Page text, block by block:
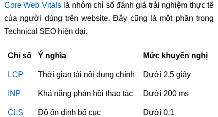
Core Web Vitalslà nhóm chỉ số đánh giá trải nghiệm thực tế
của người dùng trên website. Đây cũng là một phần trong
Technical SEO hiện đại.
Chỉ số Ý nghĩa Mức khuyến nghị
LCP Thời gian tải nội dung chính Dưới 2,5 giây
INP Khả năng phản hồi thao tác Dưới 200 ms
CLS Độ ổn định bố cục Dưới 0,1